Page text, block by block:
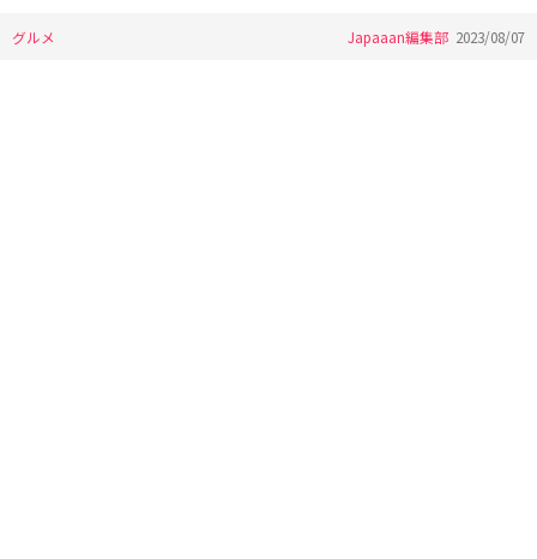
グルメ Japaaan編集部 2023/08/07